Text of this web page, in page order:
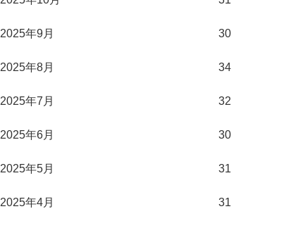
2025年9月 30
2025年8月 34
2025年7月 32
2025年6月 30
2025年5月 31
2025年4月 31